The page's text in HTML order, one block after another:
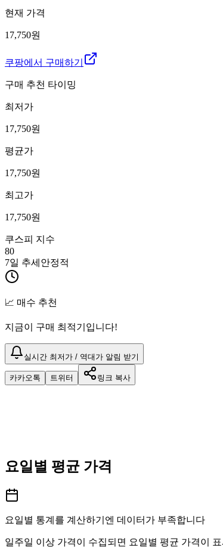
현재 가격
17,750원
쿠팡에서 구매하기
구매 추천 타이밍
최저가
17,750원
평균가
17,750원
최고가
17,750원
쿠스피 지수
80
7일 추세 안정적
📈 매수 추천
지금이 구매 최적기입니다!
실시간 최저가 / 역대가 알림 받기
카카오톡 트위터 링크 복사
요일별 평균 가격
요일별 통계를 계산하기엔 데이터가 부족합니다
일주일 이상 가격이 수집되면 요일별 평균 가격이